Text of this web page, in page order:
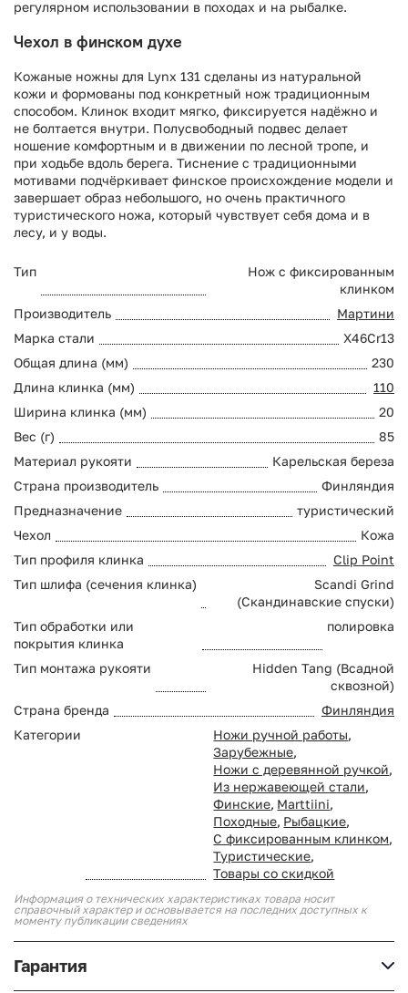
регулярном использовании в походах и на рыбалке.
Чехол в финском духе
Кожаные ножны для Lynx 131 сделаны из натуральной
кожи и формованы под конкретный нож традиционным
способом. Клинок входит мягко, фиксируется надёжно и
не болтается внутри. Полусвободный подвес делает
ношение комфортным и в движении по лесной тропе, и
при ходьбе вдоль берега. Тиснение с традиционными
мотивами подчёркивает финское происхождение модели и
завершает образ небольшого, но очень практичного
туристического ножа, который чувствует себя дома и в
лесу, и у воды.
Тип
Нож с фиксированным
клинком
Производитель
Мартини
Марка стали
X46Cr13
Общая длина (мм)
230
Длина клинка (мм)
110
Ширина клинка (мм)
20
Вес (г)
85
Материал рукояти
Карельская береза
Страна производитель
Финляндия
Предназначение
туристический
Чехол
Кожа
Тип профиля клинка
Clip Point
Тип шлифа (сечения клинка)
Scandi Grind
(Скандинавские спуски)
Тип обработки или
покрытия клинка
полировка
Тип монтажа рукояти
Hidden Tang (Всадной
сквозной)
Страна бренда
Финляндия
Категории
Ножи ручной работы,
Зарубежные,
Ножи с деревянной ручкой,
Из нержавеющей стали,
Финские, Marttiini,
Походные, Рыбацкие,
С фиксированным клинком,
Туристические,
Товары со скидкой
Информация о технических характеристиках товара носит
справочный характер и основывается на последних доступных к
моменту публикации сведениях
Гарантия